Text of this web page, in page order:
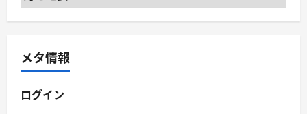
ー
ブ
メタ情報
ログイン